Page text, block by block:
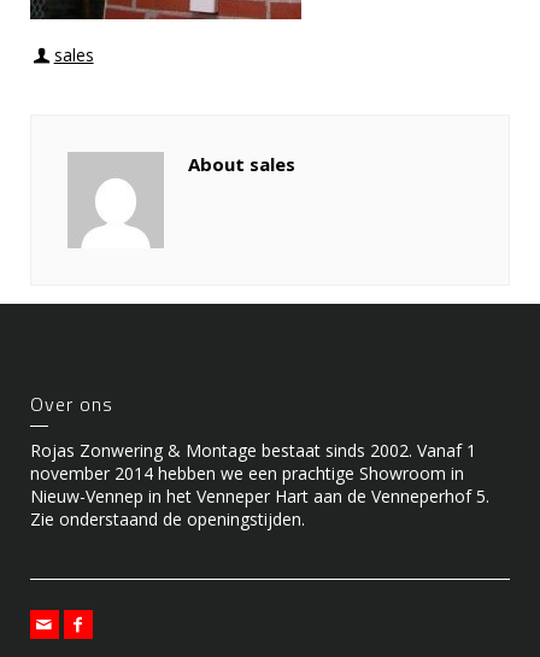
sales
About sales
Over ons
Rojas Zonwering & Montage bestaat sinds 2002. Vanaf 1
november 2014 hebben we een prachtige Showroom in
Nieuw-Vennep in het Venneper Hart aan de Venneperhof 5.
Zie onderstaand de openingstijden.